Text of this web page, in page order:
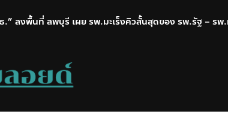
ลงพื้นที่ ลพบุรี เผย รพ.มะเร็งคิวสั้นสุดของ รพ.รัฐ – รพ.
ดตัวต้อนรับ มิน อ่อง ไลง์ แต่ได้แค่สัญญาว่างเปล่า ไทยสูญเ